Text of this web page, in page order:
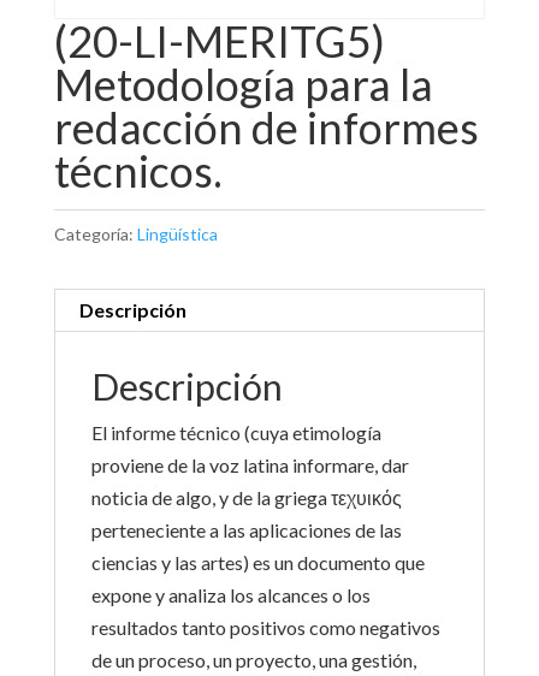
(20-LI-MERITG5)
Metodología para la
redacción de informes
técnicos.
Categoría: Lingüística
Descripción
Descripción
El informe técnico (cuya etimología
proviene de la voz latina informare, dar
noticia de algo, y de la griega τεχυικός
perteneciente a las aplicaciones de las
ciencias y las artes) es un documento que
expone y analiza los alcances o los
resultados tanto positivos como negativos
de un proceso, un proyecto, una gestión,